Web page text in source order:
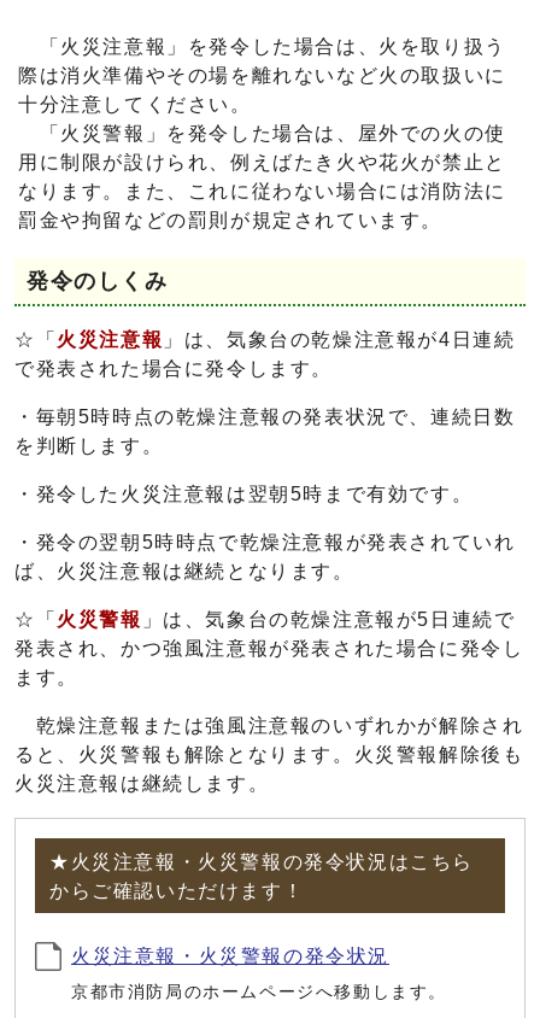
「火災注意報」を発令した場合は、火を取り扱う
際は消火準備やその場を離れないなど火の取扱いに
十分注意してください。
「火災警報」を発令した場合は、屋外での火の使
用に制限が設けられ、例えばたき火や花火が禁止と
なります。また、これに従わない場合には消防法に
罰金や拘留などの罰則が規定されています。
発令のしくみ
☆「 火災注意報 」は、気象台の乾燥注意報が4日連続
で発表された場合に発令します。
・毎朝5時時点の乾燥注意報の発表状況で、連続日数
を判断します。
・発令した火災注意報は翌朝5時まで有効です。
・発令の翌朝5時時点で乾燥注意報が発表されていれ
ば、火災注意報は継続となります。
☆「 火災警報 」は、気象台の乾燥注意報が5日連続で
発表され、かつ強風注意報が発表された場合に発令し
ます。
乾燥注意報または強風注意報のいずれかが解除され
ると、火災警報も解除となります。火災警報解除後も
火災注意報は継続します。
★火災注意報・火災警報の発令状況はこちら
からご確認いただけます！
火災注意報・火災警報の発令状況
京都市消防局のホームページへ移動します。